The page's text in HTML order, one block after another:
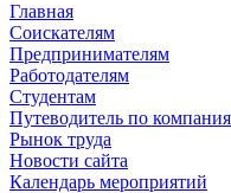
Главная
Соискателям
Предпринимателям
Работодателям
Студентам
Путеводитель по
Рынок труда
Новости сайта
Календарь мероприятий